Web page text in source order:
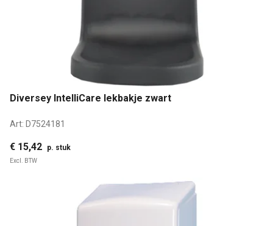
Diversey IntelliCare lekbakje zwart
Art: D7524181
€ 15,42 p. stuk
Excl. BTW